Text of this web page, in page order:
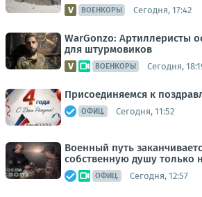
ВОЕНКОРЫ Сегодня, 17:42
WarGonzo: Артиллеристы
для штурмовиков
ВОЕНКОРЫ Сегодня,
Присоединяемся к
ОФИЦ. Сегодня, 11:52
Военный путь
собственную душу только
ОФИЦ. Сегодня, 12:57